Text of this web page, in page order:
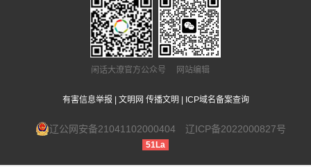
闲话大潦官方公众号 网站编辑
有害信息举报 文明网 传播文明 ICP域名备案查询
辽公网安备21041102000404 辽ICP备2022000827号
51La